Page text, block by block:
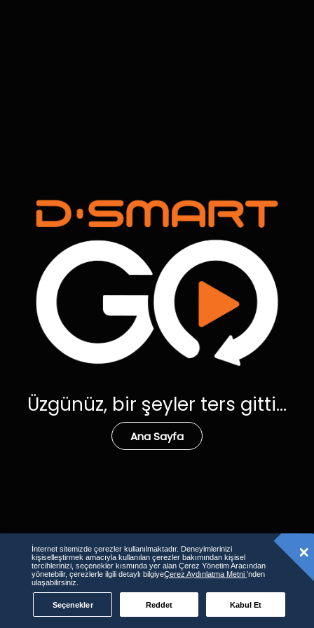
Üzgünüz, bir şeyler ters gitti...
Ana Sayfa
İnternet sitemizde çerezler kullanılmaktadır. Deneyimlerinizi
kişiselleştirmek amacıyla kullanılan çerezler bakımından kişisel
tercihlerinizi, seçenekler kısmında yer alan Çerez Yönetim Aracından
yönetebilir, çerezlerle ilgili detaylı bilgiyeÇerez Aydınlatma Metni’nden
ulaşabilirsiniz.
Seçenekler Reddet Kabul Et